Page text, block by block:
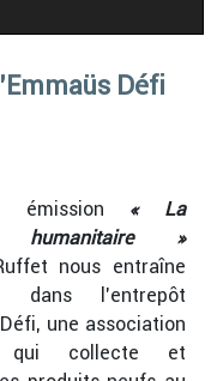
Défi
émission « La
humanitaire »
nous entraîne
dans l’entrepôt
Défi, une association
qui collecte et